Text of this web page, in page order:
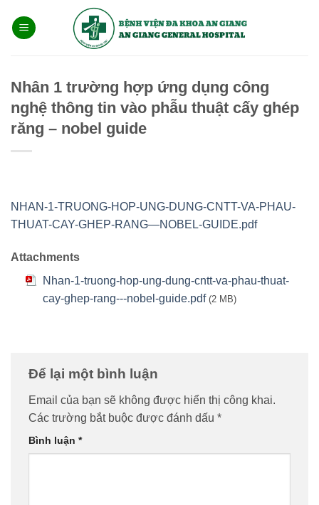
qua
Nhân 1 trường hợp ứng dụng công
nghệ thông tin vào phẫu thuật cấy ghép
răng – nobel guide
NHAN-1-TRUONG-HOP-UNG-DUNG-CNTT-VA-PHAU-
THUAT-CAY-GHEP-RANG—NOBEL-GUIDE.pdf
Attachments
Nhan-1-truong-hop-ung-dung-cntt-va-phau-thuat-
cay-ghep-rang---nobel-guide.pdf (2 MB)
Để lại một bình luận
Email của bạn sẽ không được hiển thị công khai.
Các trường bắt buộc được đánh dấu *
Bình luận *